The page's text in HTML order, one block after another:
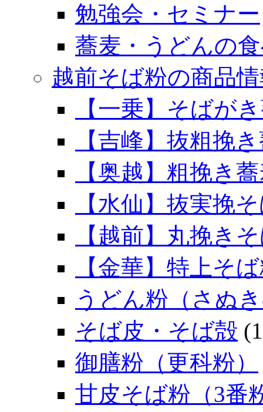
勉強会・セミナー
蕎麦・うどんの
越前そば粉の商品
【一乗】そばが
【吉峰】抜粗挽
【奥越】粗挽き
【水仙】抜実挽
【越前】丸挽き
【金華】特上そ
うどん粉（さぬ
そば皮・そば殻
御膳粉（更科粉）
甘皮そば粉（3番